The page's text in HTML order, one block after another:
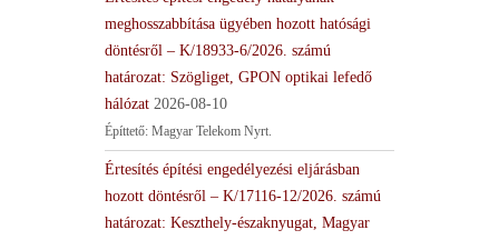
meghosszabbítása ügyében hozott hatósági
döntésről – K/18933-6/2026. számú
határozat: Szögliget, GPON optikai lefedő
hálózat 2026-08-10
Építtető: Magyar Telekom Nyrt.
Értesítés építési engedélyezési eljárásban
hozott döntésről – K/17116-12/2026. számú
határozat: Keszthely-északnyugat, Magyar